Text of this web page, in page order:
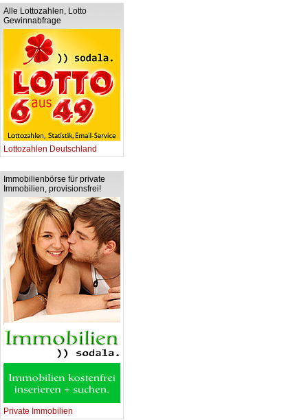
Alle Lottozahlen, Lotto
Gewinnabfrage
Lottozahlen Deutschland
Immobilienbörse für private
Immobilien, provisionsfrei!
Private Immobilien